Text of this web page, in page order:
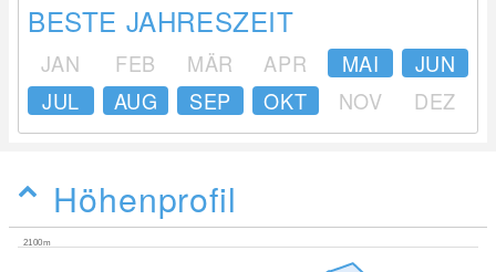
BESTE JAHRESZEIT
JAN FEB MÄR APR MAI
JUN
JUL
AUG SEP OKT NOV DEZ
Höhenprofil
2100m